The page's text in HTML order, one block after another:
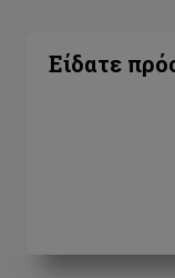
Είδατε